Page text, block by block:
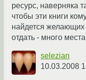
ресурс, наверняка
чтобы эти книги
найдется желающих
отдать - много
selezian
10.03.2008